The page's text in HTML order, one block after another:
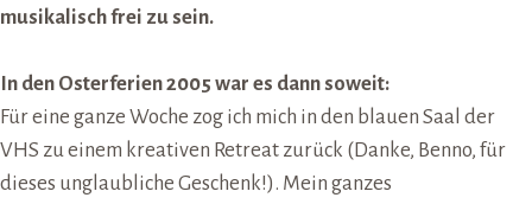
musikalisch frei zu sein.
In den Osterferien 2005 war es dann soweit:
Für eine ganze Woche zog ich mich in den blauen Saal der
VHS zu einem kreativen Retreat zurück (Danke, Benno, für
dieses unglaubliche Geschenk!). Mein ganzes